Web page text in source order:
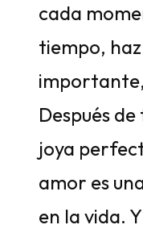
cada
tiempo,
Después
joya
amor es
en la vida.